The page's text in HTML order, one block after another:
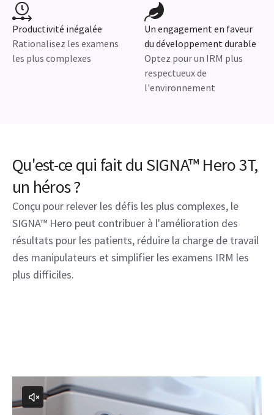
Productivité inégalée
Rationalisez les examens
les plus complexes
Un engagement en faveur
du développement durable
Optez pour un IRM plus
respectueux de
l'environnement
Qu'est-ce qui fait du SIGNA™ Hero 3T,
un héros ?
Conçu pour relever les défis les plus complexes, le
SIGNA™ Hero peut contribuer à l'amélioration des
résultats pour les patients, réduire la charge de travail
des manipulateurs et simplifier les examens IRM les
plus difficiles.